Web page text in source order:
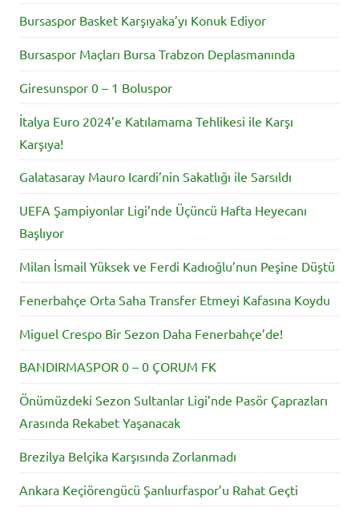
Bursaspor Basket Karşıyaka’yı Konuk Ediyor
Bursaspor Maçları Bursa Trabzon Deplasmanında
Giresunspor 0 – 1 Boluspor
İtalya Euro 2024’e Katılamama Tehlikesi ile Karşı
Karşıya!
Galatasaray Mauro Icardi’nin Sakatlığı ile Sarsıldı
UEFA Şampiyonlar Ligi’nde Üçüncü Hafta Heyecanı
Başlıyor
Milan İsmail Yüksek ve Ferdi Kadıoğlu’nun Peşine Düştü
Fenerbahçe Orta Saha Transfer Etmeyi Kafasına Koydu
Miguel Crespo Bir Sezon Daha Fenerbahçe’de!
BANDIRMASPOR 0 – 0 ÇORUM FK
Önümüzdeki Sezon Sultanlar Ligi’nde Pasör Çaprazları
Arasında Rekabet Yaşanacak
Brezilya Belçika Karşısında Zorlanmadı
Ankara Keçiörengücü Şanlıurfaspor’u Rahat Geçti